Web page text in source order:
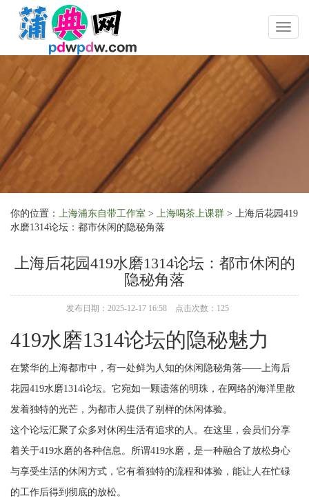
Toggle
你的位置： 上海浦东自带工作室 > 上海喝茶上课群 > 上海后花园419
水磨1314论坛：都市休闲的隐秘角落
上海后花园419水磨1314论坛：都市休闲的
隐秘角落
发布日期：2025-12-17 16:58 点击次数：125
419水磨1314论坛的隐秘魅力
在繁华的上海都市中，有一处鲜为人知的休闲隐秘角落——上海后
花园419水磨1314论坛。它宛如一颗遗落的明珠，在网络的海洋里散
发着独特的光芒，为都市人提供了别样的休闲体验。
这个论坛汇聚了众多对休闲生活有追求的人。在这里，会员们分享
着关于419水磨的各种信息。所谓419水磨，是一种融合了放松身心
与享受生活的休闲方式，它有着独特的流程和体验，能让人在忙碌
的工作后得到彻底的放松。